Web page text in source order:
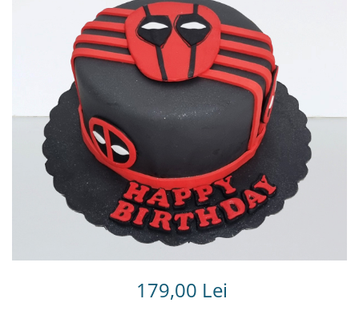
Torturi in frosting- crema pentru
Torturi cu flori
Tortulețe 1.7 kg - 2 kg
179,00 Lei